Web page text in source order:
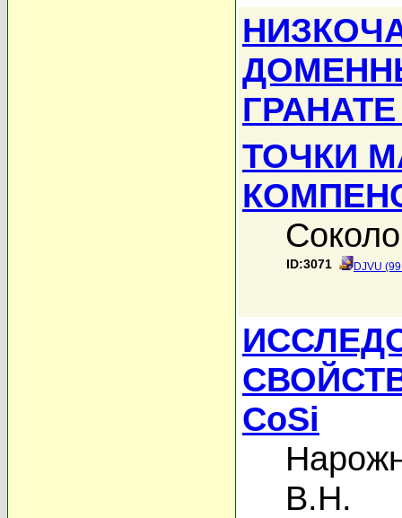
ГРАНАТЕ
ТОЧКИ
ID:3071 DJVU
CoSi
В.Н.